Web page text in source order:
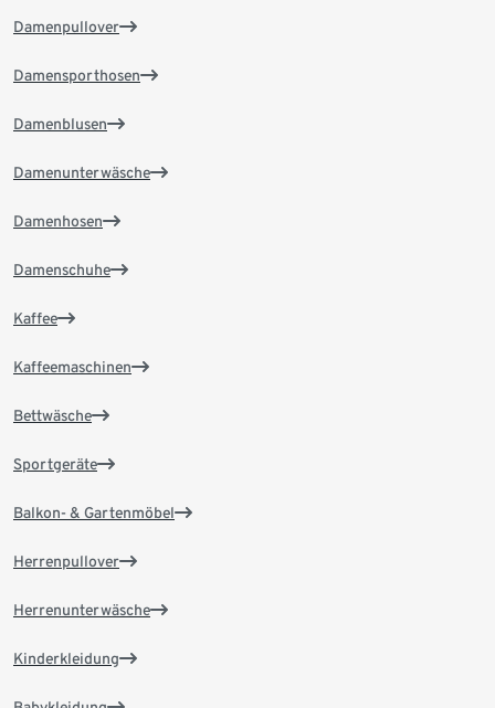
Damenpullover
Damensporthosen
Damenblusen
Damenunterwäsche
Damenhosen
Damenschuhe
Kaffee
Kaffeemaschinen
Bettwäsche
Sportgeräte
Balkon- & Gartenmöbel
Herrenpullover
Herrenunterwäsche
Kinderkleidung